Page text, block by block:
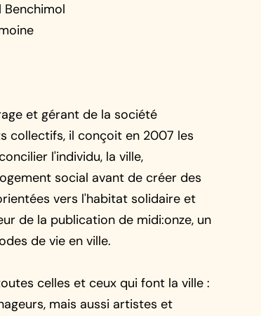
Benchimol
et gérant de la société
collectifs, il conçoit en 2007 les
l'individu, la ville,
social avant de créer des
vers l'habitat solidaire et
de la publication de midi:onze, un
de vie en ville.
celles et ceux qui font la ville :
mais aussi artistes et